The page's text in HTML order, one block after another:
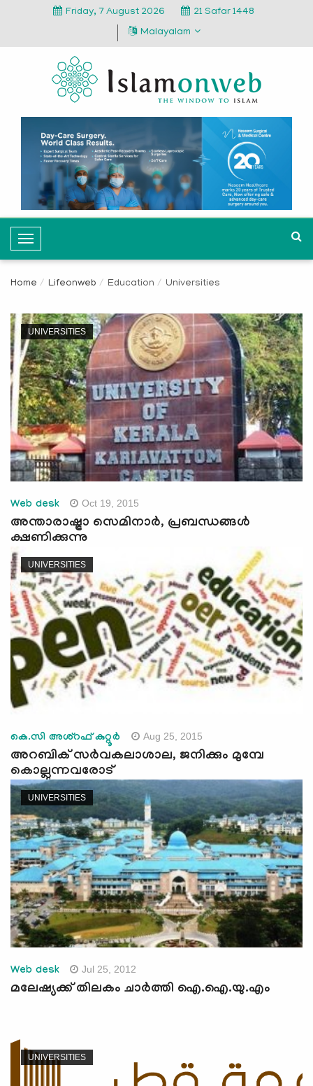
Friday, 7 August 2026
21 Safar 1448
Malayalam
T
o
e
N
a
v
i
g
a
t
i
o
Home Lifeonweb Education Universities
UNIVERSITIES
Web desk Oct 19, 2015
അന്താരാഷ്ട്രാ സെമിനാര്‍, പ്രബന്ധങ്ങള്‍
ക്ഷണിക്കുന്നു
UNIVERSITIES
കെ.സി അശ്‌റഫ് കുറ്റൂര്‍ Aug 25, 2015
അറബിക് സര്‍വകലാശാല, ജനിക്കും മുമ്പേ
കൊല്ലുന്നവരോട്
UNIVERSITIES
Web desk Jul 25, 2012
മലേഷ്യക്ക് തിലകം ചാര്‍ത്തി ഐ.ഐ.യു.എം
UNIVERSITIES